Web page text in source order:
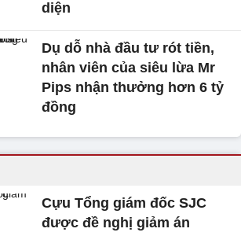
diện
Dụ dỗ nhà đầu tư rót tiền,
nhân viên của siêu lừa Mr
Pips nhận thưởng hơn 6 tỷ
đồng
Cựu Tổng giám đốc SJC
được đề nghị giảm án